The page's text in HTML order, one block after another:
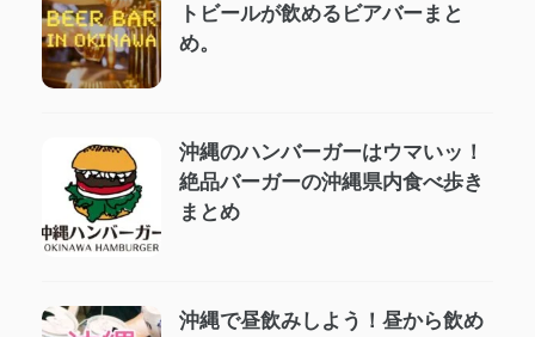
トビールが飲めるビアバーまと
め。
沖縄のハンバーガーはウマいッ！
絶品バーガーの沖縄県内食べ歩き
まとめ
沖縄で昼飲みしよう！昼から飲め